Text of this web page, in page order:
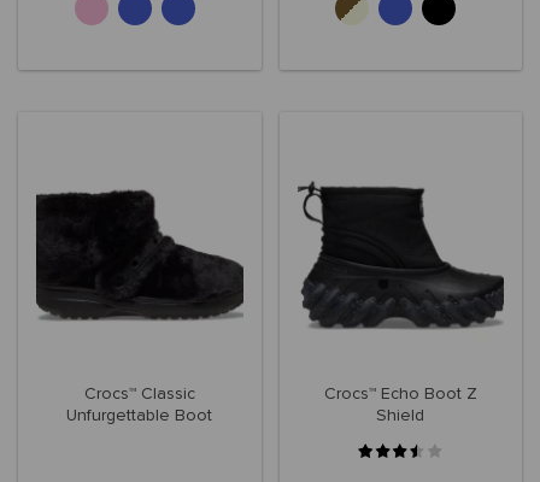
Crocs™ Classic
Unfurgettable Boot
Crocs™ Echo Boot Z
Shield